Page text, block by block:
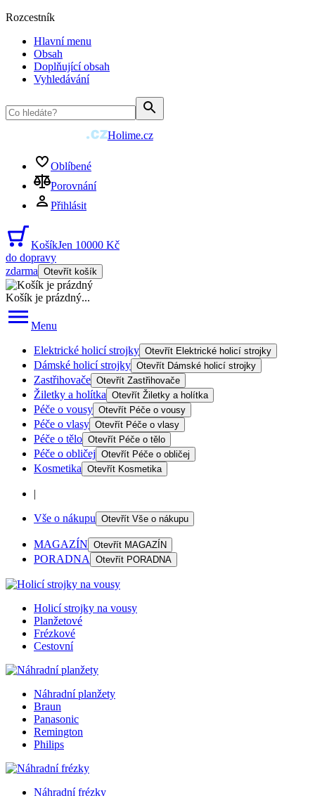
Rozcestník
Hlavní menu
Obsah
Doplňující obsah
Vyhledávání
Holime.cz
Oblíbené
Porovnání
Přihlásit
KošíkJen 10000 Kč
do dopravy
zdarma Otevřít košík
Košík je prázdný...
Menu
Elektrické holicí strojky Otevřít Elektrické holicí strojky
Dámské holicí strojky Otevřít Dámské holicí strojky
Zastřihovače Otevřít Zastřihovače
Žiletky a holítka Otevřít Žiletky a holítka
Péče o vousy Otevřít Péče o vousy
Péče o vlasy Otevřít Péče o vlasy
Péče o tělo Otevřít Péče o tělo
Péče o obličej Otevřít Péče o obličej
Kosmetika Otevřít Kosmetika
|
Vše o nákupu Otevřít Vše o nákupu
MAGAZÍN Otevřít MAGAZÍN
PORADNA Otevřít PORADNA
Holicí strojky na vousy
Planžetové
Frézkové
Cestovní
Náhradní planžety
Braun
Panasonic
Remington
Philips
Náhradní frézky